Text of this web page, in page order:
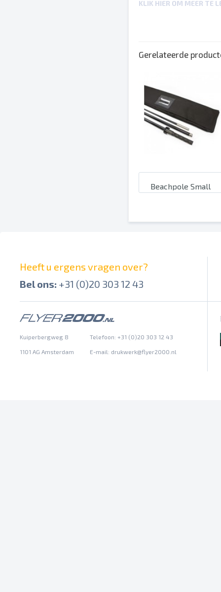
KLIK HIER OM MEER TE
Gerelateerde
Beachpole Small
Heeft u ergens vragen over?
Bel ons: +31 (0)20 303 12 43
Kuiperbergweg 8 Telefoon: +31 (0)20 303 12 43
1101 AG Amsterdam E-mail: drukwerk@flyer2000.nl